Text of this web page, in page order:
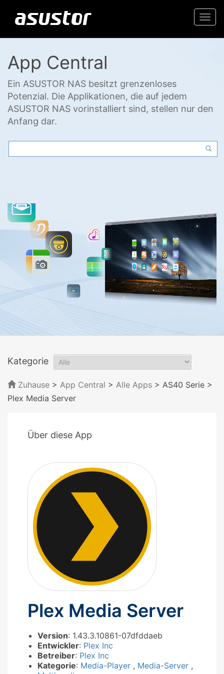
App Central
Ein ASUSTOR NAS besitzt grenzenloses
Potenzial. Die Applikationen, die auf jedem
ASUSTOR NAS vorinstalliert sind, stellen nur den
Anfang dar.
Kategorie
Zuhause > App Central > Alle Apps > AS40 Serie >
Plex Media Server
Über diese App
Plex Media Server
Version: 1.43.3.10861-07dfddaeb
Entwickler: Plex Inc
Betreiber: Plex Inc
Kategorie: Media-Player , Media-Server ,